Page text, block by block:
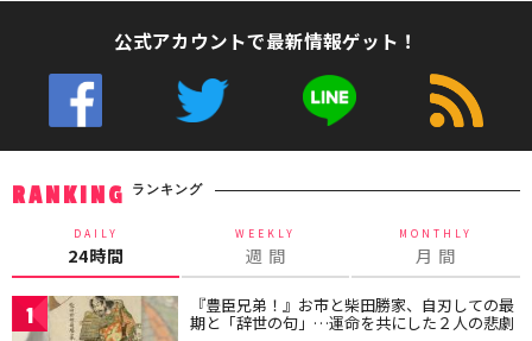
公式アカウントで最新情報ゲット！
RANKING ランキング
DAILY
24時間
WEEKLY
週 間
MONTHLY
月 間
1 『豊臣兄弟！』お市と柴田勝家、自刃しての最
期と「辞世の句」…運命を共にした２人の悲劇